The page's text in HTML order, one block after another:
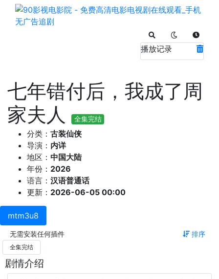
播放记录
七年错付后，我成了周
家夫人
全集完结
分类： 古装仙侠
导演： 内详
地区： 中国大陆
年份： 2026
语言： 汉语普通话
更新： 2026-06-05 00:00
mtm3u8
无需安装任何插件 排序
全集完结
剧情介绍